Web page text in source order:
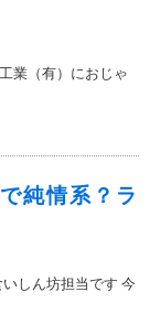
業（有）におじゃ
純情系？ラ
しん坊担当です 今